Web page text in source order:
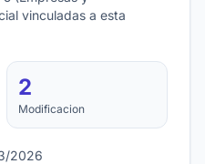
vinculadas a esta
2
Modificacion
2026